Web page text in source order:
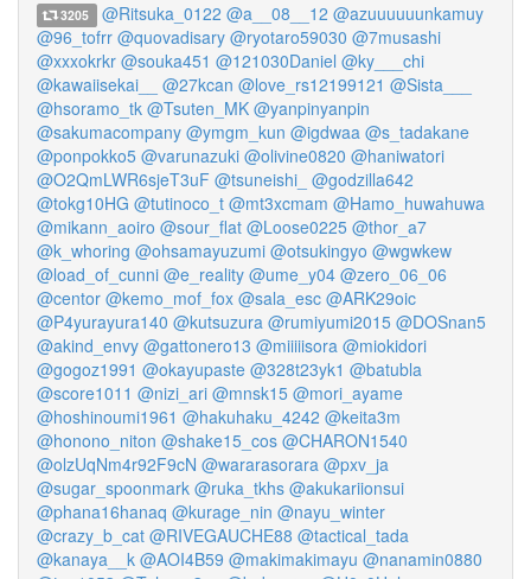
3205 @Ritsuka_0122 @a__08__12 @azuuuuuunkamuy
@96_tofrr @quovadisary @ryotaro59030 @7musashi
@xxxokrkr @souka451 @121030Daniel @ky___chi
@kawaiisekai__
@27kcan @love_rs12199121 @Sista___
@hsoramo_tk @Tsuten_MK @yanpinyanpin
@sakumacompany @ymgm_kun @igdwaa @s_tadakane
@ponpokko5 @varunazuki @olivine0820 @haniwatori
@O2QmLWR6sjeT3uF @tsuneishi_ @godzilla642
@tokg10HG @tutinoco_t @mt3xcmam @Hamo_huwahuwa
@mikann_aoiro @sour_flat @Loose0225 @thor_a7
@k_whoring @ohsamayuzumi @otsukingyo @wgwkew
@load_of_cunni @e_reality @ume_y04 @zero_06_06
@centor @kemo_mof_fox @sala_esc @ARK29oic
@P4yurayura140 @kutsuzura @rumiyumi2015 @DOSnan5
@akind_envy @gattonero13 @miiiiisora @miokidori
@gogoz1991 @okayupaste @328t23yk1 @batubla
@score1011 @nizi_ari @mnsk15 @mori_ayame
@hoshinoumi1961 @hakuhaku_4242 @keita3m
@honono_niton @shake15_cos @CHARON1540
@olzUqNm4r92F9cN @wararasorara @pxv_ja
@sugar_spoonmark @ruka_tkhs @akukariionsui
@phana16hanaq @kurage_nin @nayu_winter
@crazy_b_cat @RIVEGAUCHE88 @tactical_tada
@kanaya__k @AOI4B59 @makimakimayu @nanamin0880